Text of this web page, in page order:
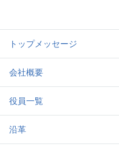
トップメッセージ
会社概要
役員一覧
沿革